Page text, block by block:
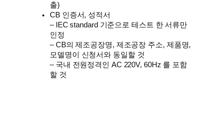
출)
CB 인증서, 성적서
– IEC standard 기준으로 테스트 한 서류만
인정
– CB의 제조공장명, 제조공장 주소, 제품명,
모델명이 신청서와 동일할 것
– 국내 전원정격인 AC 220V, 60Hz 를 포함
할 것